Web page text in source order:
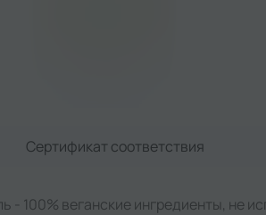
Сертификат соответствия
- 100% веганские ингредиенты, не